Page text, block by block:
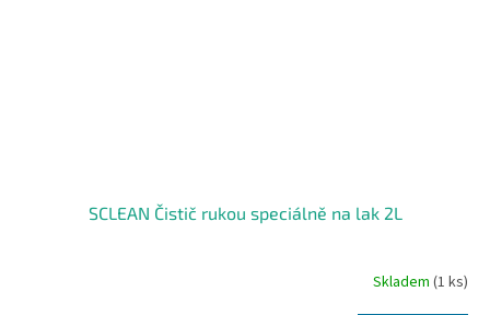
SCLEAN Čistič rukou speciálně na lak 2L
Skladem (1 ks)